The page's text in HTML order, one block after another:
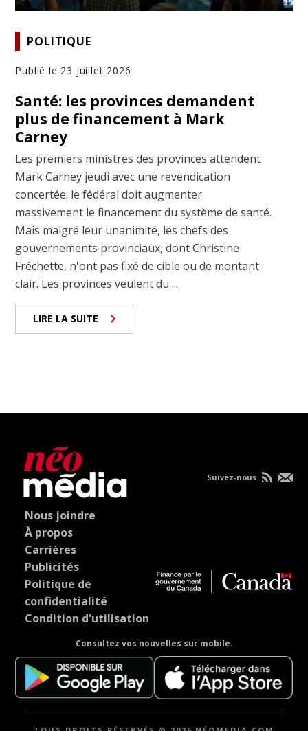
POLITIQUE
Publié le 23 juillet 2026
Santé: les provinces demandent
plus de financement à Mark
Carney
Les premiers ministres des provinces attendent
Mark Carney jeudi avec une revendication
concertée: le fédéral doit augmenter
massivement le financement du système de santé.
Mais malgré leur unanimité, les chefs des
gouvernements provinciaux, dont Christine
Fréchette, n'ont pas fixé de cible ou de montant
clair. Les provinces veulent du ...
LIRE LA SUITE
Nous joindre
À propos
Carrières
Publicités
Politique de
confidentialité
Condition d'utilisation
Consultez vos nouvelles sur mobile.
Suivez-nous